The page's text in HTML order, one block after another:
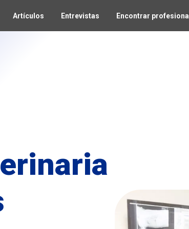
Artículos Entrevistas Encontrar profesional